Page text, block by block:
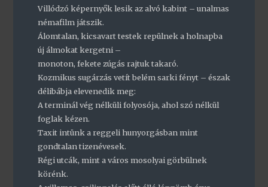
Villódzó képernyők lesik az alvó kabint – unalmas
némafilm játszik.
Álomtalan, kicsavart testek repülnek a holnapba
új álmokat kergetni –
monoton, fekete zúgás rajtuk takaró.
Kozmikus sugárzás vetít belém sarki fényt – észak
délibábja elevenedik meg:
A terminál vég nélküli folyosója, ahol szó nélkül
foglak kézen.
Taxit intünk a reggeli hunyorgásban mint
gondtalan tizenévesek.
Régi utcák, mint a város mosolyai görbülnek
körénk.